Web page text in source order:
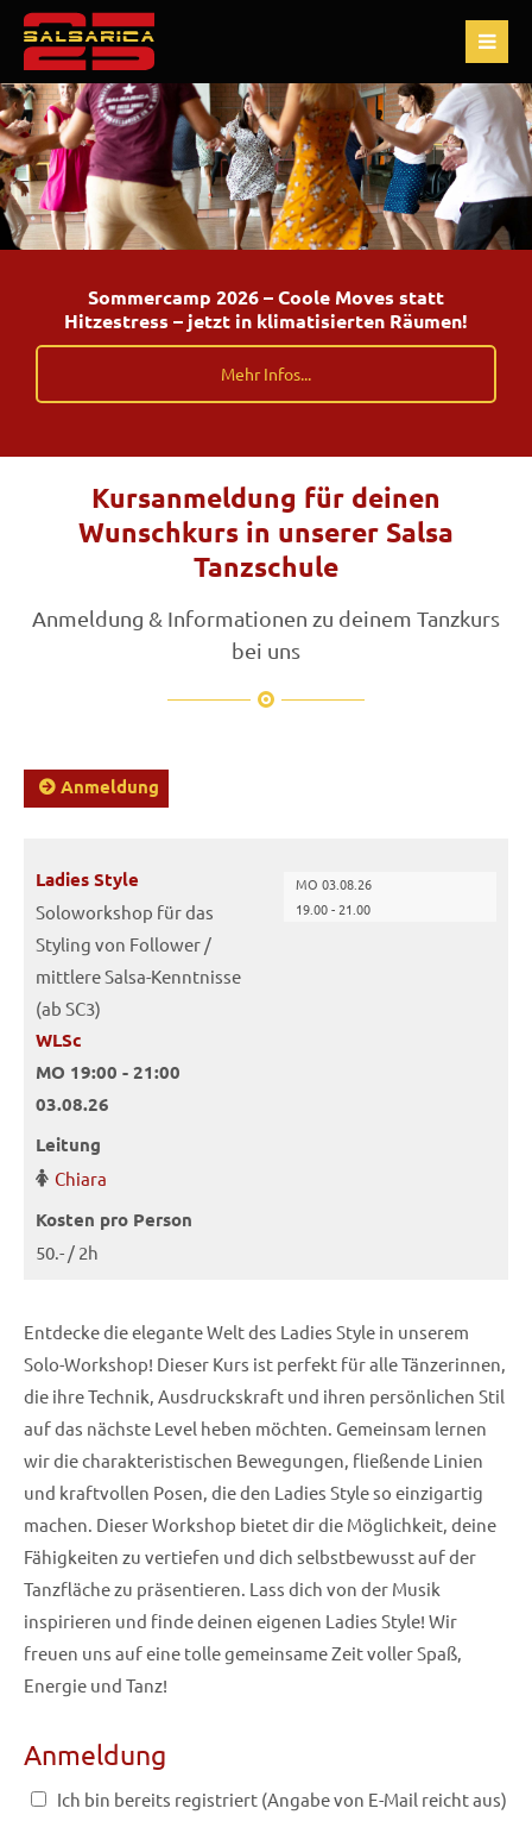
Sommercamp 2026 – Coole Moves statt
Hitzestress – jetzt in klimatisierten Räumen!
Mehr Infos...
Kursanmeldung für deinen
Wunschkurs in unserer Salsa
Tanzschule
Anmeldung & Informationen zu deinem Tanzkurs
bei uns
Anmeldung
Ladies Style
Soloworkshop für das
Styling von Follower /
mittlere Salsa-Kenntnisse
(ab SC3)
WLSc
MO 19:00 - 21:00
03.08.26
Leitung
Chiara
Kosten pro Person
50.- / 2h
MO 03.08.26
19.00 - 21.00
Entdecke die elegante Welt des Ladies Style in unserem
Solo-Workshop! Dieser Kurs ist perfekt für alle Tänzerinnen,
die ihre Technik, Ausdruckskraft und ihren persönlichen Stil
auf das nächste Level heben möchten. Gemeinsam lernen
wir die charakteristischen Bewegungen, fließende Linien
und kraftvollen Posen, die den Ladies Style so einzigartig
machen. Dieser Workshop bietet dir die Möglichkeit, deine
Fähigkeiten zu vertiefen und dich selbstbewusst auf der
Tanzfläche zu präsentieren. Lass dich von der Musik
inspirieren und finde deinen eigenen Ladies Style! Wir
freuen uns auf eine tolle gemeinsame Zeit voller Spaß,
Energie und Tanz!
Anmeldung
Ich bin bereits registriert (Angabe von E-Mail reicht aus)